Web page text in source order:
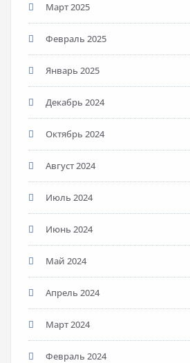
Март 2025
Февраль 2025
Январь 2025
Декабрь 2024
Октябрь 2024
Август 2024
Июль 2024
Июнь 2024
Май 2024
Апрель 2024
Март 2024
Февраль 2024